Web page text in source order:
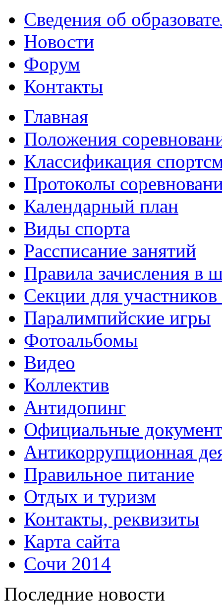
Сведения об
Новости
Форум
Контакты
Главная
Положения
Классификация
Протоколы
Календарный план
Виды спорта
Рассписание занятий
Правила зачисления в
Секции для
Паралимпийские игры
Фотоальбомы
Видео
Коллектив
Антидопинг
Официальные
Антикоррупционная
Правильное питание
Отдых и туризм
Контакты, реквизиты
Карта сайта
Сочи 2014
Последние новости